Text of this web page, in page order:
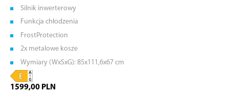
Silnik inwerterowy
Funkcja chłodzenia
FrostProtection
2x metalowe kosze
Wymiary (WxSxG): 85x111,6x67 cm
1599,00 PLN